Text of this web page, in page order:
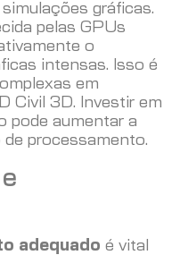
gráficas.
pelas GPUs
o
intensas. Isso é
em
Civil 3D. Investir em
pode aumentar a
processamento.
adequado é vital